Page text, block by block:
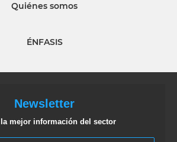
Quiénes somos
ÉNFASIS
Newsletter
la mejor información del sector